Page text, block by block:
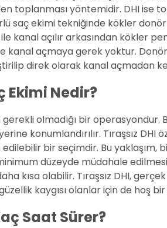
toplanması yöntemidir. DHI ise
saç ekimi tekniğinde kökler
kanal açılır arkasından kökler
kanal açmaya gerek yoktur.
direk olarak kanal açmadan
Ekimi Nedir?
gerekli olmadığı bir operasyondur.
konumlandırılır. Tıraşsız DHI
bir seçimdir. Bu yaklaşım,
düzeyde müdahale
kısa olabilir. Tıraşsız DHI,
kaygısı olanlar için de hoş
Saat Sürer?